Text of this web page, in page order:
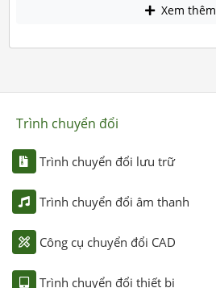
Xem thêm
Trình chuyển đổi
Trình chuyển đổi lưu trữ
Trình chuyển đổi âm thanh
Công cụ chuyển đổi CAD
Trình chuyển đổi thiết bị